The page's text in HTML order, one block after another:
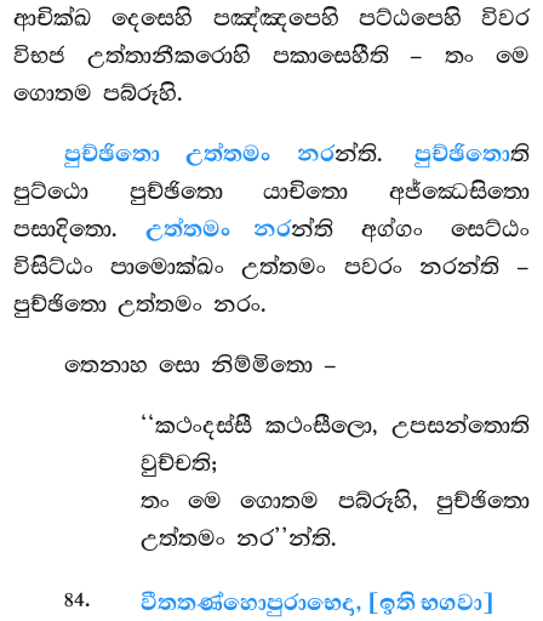
ආචික්ඛ දෙසෙහි පඤ්ඤපෙහි පට්ඨපෙහි විවර
විභජ උත්තානීකරොහි පකාසෙහීති – තං මෙ
ගොතම පබ්රූහි.
පුච්ඡිතො උත්තමං නරන්ති. පුච්ඡිතොති
පුට්ඨො පුච්ඡිතො යාචිතො අජ්ඣෙසිතො
පසාදිතො.උත්තමං නරන්ති අග්ගං සෙට්ඨං
විසිට්ඨං පාමොක්ඛං උත්තමං පවරං නරන්ති –
පුච්ඡිතො උත්තමං නරං.
තෙනාහසො නිම්මිතො –
‘‘කථංදස්සී කථංසීලො, උපසන්තොති
වුච්චති;
තං මෙ ගොතම පබ්රූහි, පුච්ඡිතො
උත්තමං නර’’න්ති.
84. වීතතණ්හොපුරාභෙදා, [ඉති භගවා]